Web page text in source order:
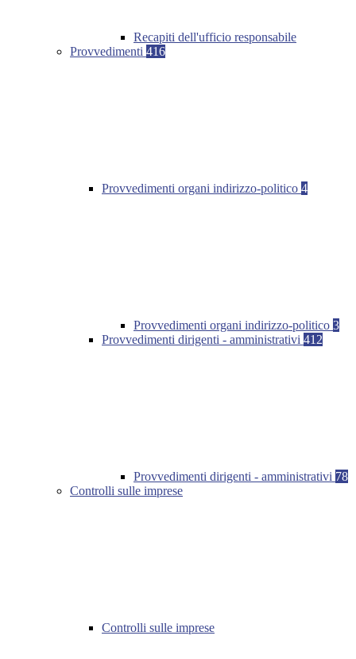
Recapiti dell'ufficio responsabile
Provvedimenti 416
Provvedimenti organi indirizzo-politico 4
Provvedimenti organi indirizzo-politico 3
Provvedimenti dirigenti - amministrativi 412
Provvedimenti dirigenti - amministrativi 78
Controlli sulle imprese
Controlli sulle imprese